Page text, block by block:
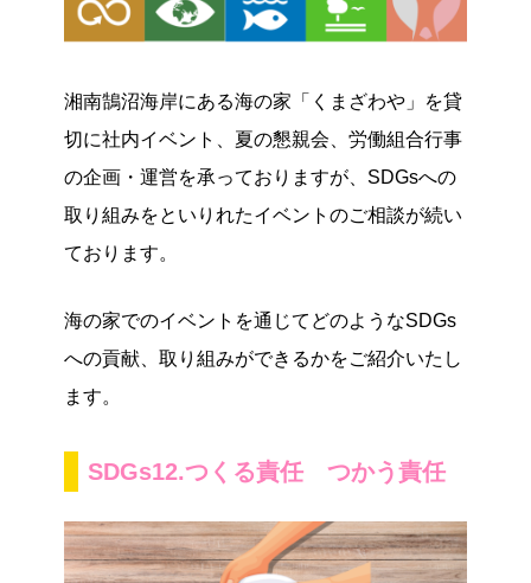
湘南鵠沼海岸にある海の家「くまざわや」を貸
切に社内イベント、夏の懇親会、労働組合行事
の企画・運営を承っておりますが、SDGsへの
取り組みをといりれたイベントのご相談が続い
ております。
海の家でのイベントを通じてどのようなSDGs
への貢献、取り組みができるかをご紹介いたし
ます。
SDGs12.つくる責任 つかう責任